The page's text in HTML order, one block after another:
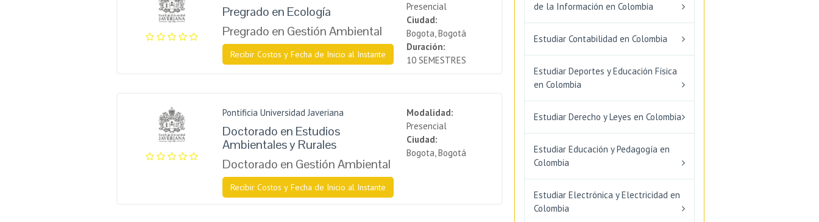
Pregrado en Ecología
Pregrado en Gestión Ambiental
Recibir Costos y Fecha de Inicio al Instante
Presencial
Ciudad:
Bogota, Bogotá
Duración:
10 SEMESTRES
Pontificia Universidad Javeriana
Doctorado en Estudios
Ambientales y Rurales
Doctorado en Gestión Ambiental
Recibir Costos y Fecha de Inicio al Instante
Modalidad:
Presencial
Ciudad:
Bogota, Bogotá
de la Información en Colombia
Estudiar Contabilidad en Colombia
Estudiar Deportes y Educación Física
en Colombia
Estudiar Derecho y Leyes en Colombia
Estudiar Educación y Pedagogía en
Colombia
Estudiar Electrónica y Electricidad en
Colombia